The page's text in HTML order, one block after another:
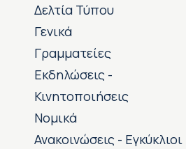
Δελτία Τύπου
Γενικά
Γραμματείες
Εκδηλώσεις -
Κινητοποιήσεις
Νομικά
Ανακοινώσεις - Εγκύκλιοι